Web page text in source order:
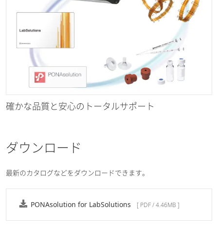
確かな品質と安心のトータルサポート
ダウンロード
最新のカタログなどをダウンロードできます。
PONAsolution for LabSolutions [ PDF / 4.46MB ]